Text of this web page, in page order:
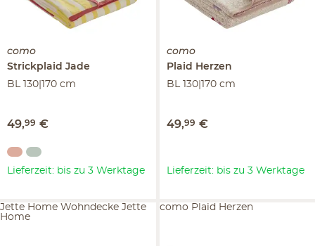
como
Strickplaid Jade
BL 130|170 cm
49,99 €
Lieferzeit: bis zu 3 Werktage
como
Plaid
Herzen
BL 130|170 cm
49,99 €
Lieferzeit: bis zu 3 Werktage
Jette Home Wohndecke Jette
Home
como Plaid Herzen